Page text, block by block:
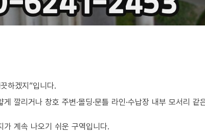
하겠지”입니다.
깔리거나 창호 주변·몰딩·문틀 라인·수납장 내부 모서리
계속 나오기 쉬운 구역입니다.